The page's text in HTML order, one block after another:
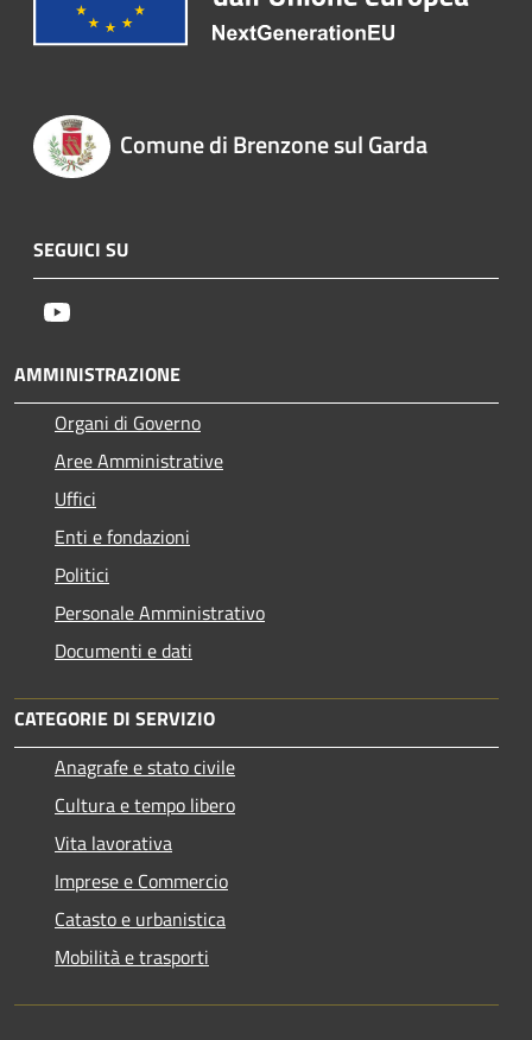
Comune di Brenzone sul Garda
SEGUICI SU
AMMINISTRAZIONE
Organi di Governo
Aree Amministrative
Uffici
Enti e fondazioni
Politici
Personale Amministrativo
Documenti e dati
CATEGORIE DI SERVIZIO
Anagrafe e stato civile
Cultura e tempo libero
Vita lavorativa
Imprese e Commercio
Catasto e urbanistica
Mobilità e trasporti